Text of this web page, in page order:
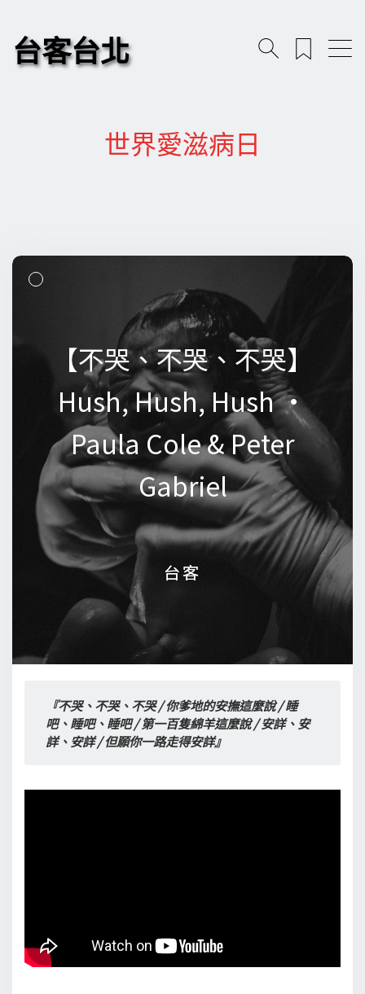
台客台北
世界愛滋病日
【不哭、不哭、不哭】
Hush, Hush, Hush •
Paula Cole & Peter
Gabriel
台客
【不哭、不哭、不哭】
Hush, Hush, Hush •
Paula Cole & Peter
Gabriel
台客
『不哭、不哭、不哭 / 你爹地的安撫這麼說 / 睡
吧、睡吧、睡吧 / 第一百隻綿羊這麼說 / 安詳、安
詳、安詳 / 但願你一路走得安詳』